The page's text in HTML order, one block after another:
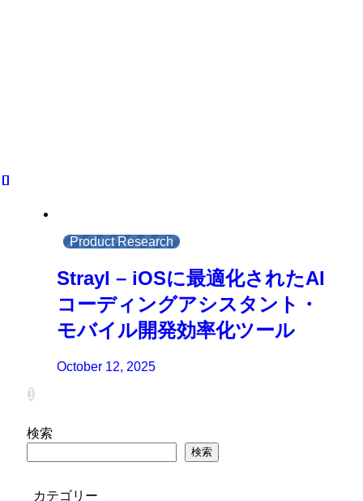
Product Research
Strayl – iOSに最適化されたAI
コーディングアシスタント・
モバイル開発効率化ツール
October 12, 2025
1
検索
検索
カテゴリー